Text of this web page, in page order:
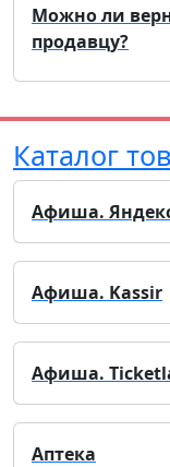
Можно ли
продавцу?
Каталог
Афиша.
Афиша. Kassir
Афиша.
Аптека